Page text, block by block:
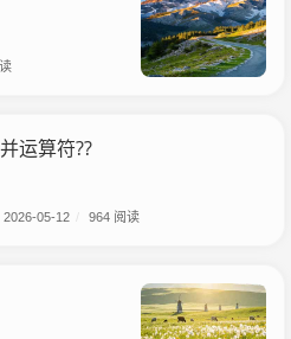
运算符??
2026-05-12 964 阅读